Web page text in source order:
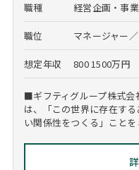
職種 経営企画・事
職位 マネージャー
想定年収 800 1500万円
■ギフティグループ株式会
は、「この世界に存在す
い関係性をつくる」こと